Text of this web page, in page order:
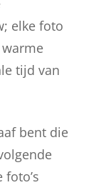
elke foto
tijd van
bent die